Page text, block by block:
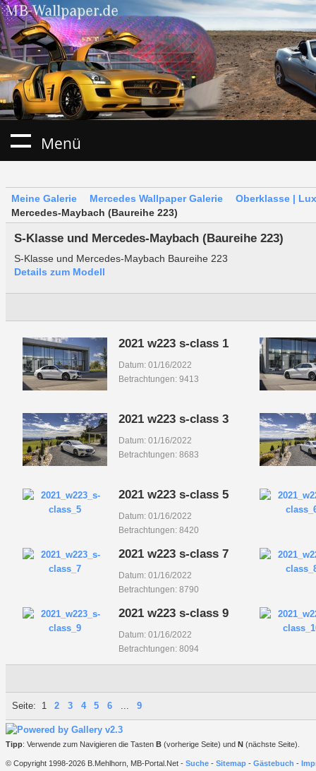
Menü
Meine Galerie Mercedes Wallpaper Galerie
Oberklasse |
Mercedes-Maybach (Baureihe 223)
S-Klasse und Mercedes-Maybach (Baureihe 223)
S-Klasse und Mercedes-Maybach Baureihe 223
Details zum Modell
2021 w223 s-class 1
Datum: 01/16/2022
Betrachtungen: 9413
2021 w223 s-class 3
Datum: 01/16/2022
Betrachtungen: 8683
2021 w223 s-class 5
Datum: 01/16/2022
Betrachtungen: 8420
2021 w223 s-class 7
Datum: 01/16/2022
Betrachtungen: 8790
2021 w223 s-class 9
Datum: 01/16/2022
Betrachtungen: 8094
Seite: 1 2 3 4 5 6 ... 9
Tipp: Verwende zum Navigieren die Tasten B (vorherige Seite) und N (nächste Seite).
© Copyright 1998-2026 B.Mehlhorn, MB-Portal.Net - Suche - Sitemap - Gästebuch -